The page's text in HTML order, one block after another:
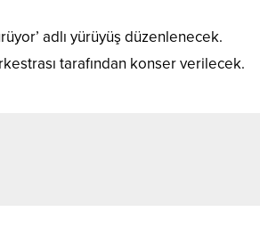
adlı yürüyüş düzenlenecek.
tarafından konser verilecek.